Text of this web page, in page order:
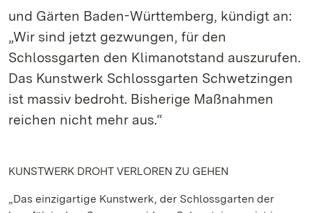
und Gärten Baden-Württemberg, kündigt an:
„Wir sind jetzt gezwungen, für den
Schlossgarten den Klimanotstand auszurufen.
Das Kunstwerk Schlossgarten Schwetzingen
ist massiv bedroht. Bisherige Maßnahmen
reichen nicht mehr aus.“
KUNSTWERK DROHT VERLOREN ZU GEHEN
„Das einzigartige Kunstwerk, der Schlossgarten der